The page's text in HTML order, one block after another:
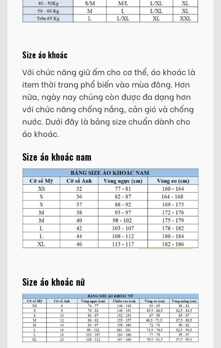
Size áo khoác
Với chức năng giữ ấm cho cơ thể, áo khoác là
item thời trang phổ biến vào mùa đông. Hơn
nữa, ngày nay chúng còn được đa dạng hơn
với chức năng chống nắng, cản gió và chống
nước. Dưới đây là bảng size chuẩn dành cho
áo khoác.
Size áo khoác nam
Size áo khoác nữ